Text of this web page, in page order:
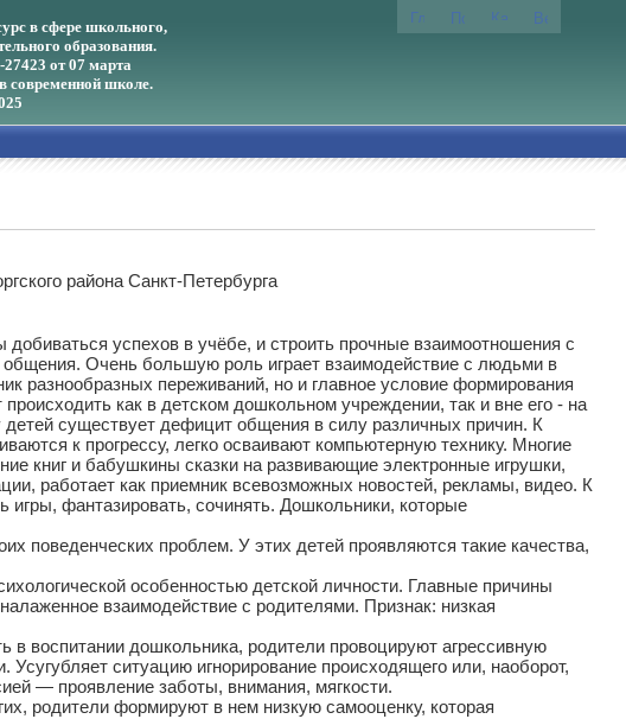
в сфере школьного,
образования.
от 07 марта
современной школе.
района Санкт-Петербурга
успехов в учёбе, и строить прочные взаимоотношения с
Очень большую роль играет взаимодействие с людьми в
разнообразных переживаний, но и главное условие формирования
как в детском дошкольном учреждении, так и вне его - на
существует дефицит общения в силу различных причин. К
к прогрессу, легко осваивают компьютерную технику. Многие
книг и бабушкины сказки на развивающие электронные игрушки,
работает как приемник всевозможных новостей, рекламы, видео. К
фантазировать, сочинять. Дошкольники, которые
поведенческих проблем. У этих детей проявляются такие качества,
особенностью детской личности. Главные причины
взаимодействие с родителями. Признак: низкая
в воспитании дошкольника, родители провоцируют агрессивную
ситуацию игнорирование происходящего или, наоборот,
— проявление заботы, внимания, мягкости.
родители формируют в нем низкую самооценку, которая